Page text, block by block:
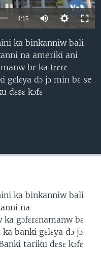
1:15
ka binkanniw bali
na ameriki ani
bɛ ka fɛɛrɛ
gɛlɛya dɔ jɔ min bɛ se
dɛsɛ kɔfɛ
ka binkanniw bali
na
gɔfɛrɛnamanw bɛ
banki gɛlɛya dɔ jɔ
tariku dɛsɛ kɔfɛ